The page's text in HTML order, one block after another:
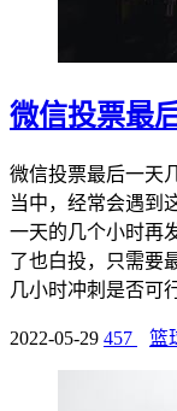
微信投票最
微信投票最后一天
当中，经常会遇到
一天的几个小时再
了也白投，只需要
几小时冲刺是否可
2022-05-29 457 篮